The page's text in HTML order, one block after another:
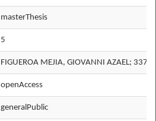
masterThesis
5
FIGUEROA MEJIA, GIOVANNI AZAEL;
openAccess
generalPublic